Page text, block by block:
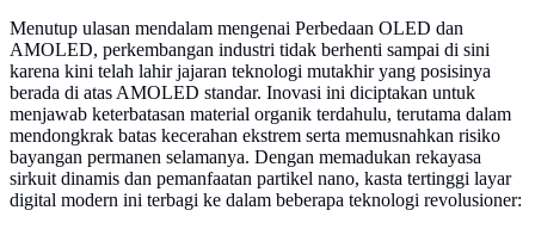
Menutup ulasan mendalam mengenai Perbedaan OLED dan
AMOLED, perkembangan industri tidak berhenti sampai di sini
karena kini telah lahir jajaran teknologi mutakhir yang posisinya
berada di atas AMOLED standar. Inovasi ini diciptakan untuk
menjawab keterbatasan material organik terdahulu, terutama dalam
mendongkrak batas kecerahan ekstrem serta memusnahkan risiko
bayangan permanen selamanya. Dengan memadukan rekayasa
sirkuit dinamis dan pemanfaatan partikel nano, kasta tertinggi layar
digital modern ini terbagi ke dalam beberapa teknologi revolusioner: